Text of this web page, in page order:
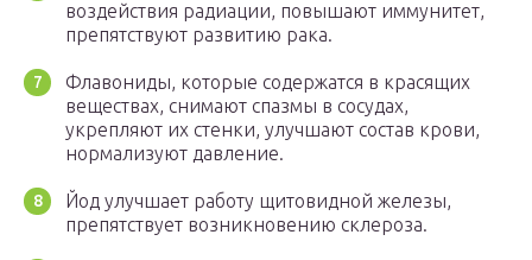
воздействия радиации, повышают иммунитет,
препятствуют развитию рака.
Флавониды, которые содержатся в красящих
веществах, снимают спазмы в сосудах,
укрепляют их стенки, улучшают состав крови,
нормализуют давление.
Йод улучшает работу щитовидной железы,
препятствует возникновению склероза.